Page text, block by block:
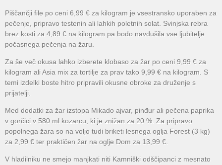
Piščančji file po ceni 6,99 € za kilogram je vsestransko uporaben za
pečenje, pripravo testenin ali lahkih poletnih solat. Svinjska rebra
brez kosti za 4,89 € na kilogram pa bodo navdušila vse ljubitelje
počasnega pečenja na žaru.
Za še več okusa lahko izberete klobaso za žar po ceni 9,99 € za
kilogram ali Asia mix za tortilje za prav tako 9,99 € na kilogram. S
temi izdelki boste hitro pripravili okusne obroke za druženje s
prijatelji.
Med dodatki za žar izstopa Mikado ajvar, pinđur ali pečena paprika
v gorčici v 580 ml kozarcu, ki je znižan za 20 %. Za pripravo
popolnega žara so na voljo tudi briketi lesnega oglja Forest (3 kg)
za 2,99 € ter praktičen žar na oglje Dom za 13,99 €.
V hladilniku ne smejo manjkati niti Kamniški odščipanci z mesnato